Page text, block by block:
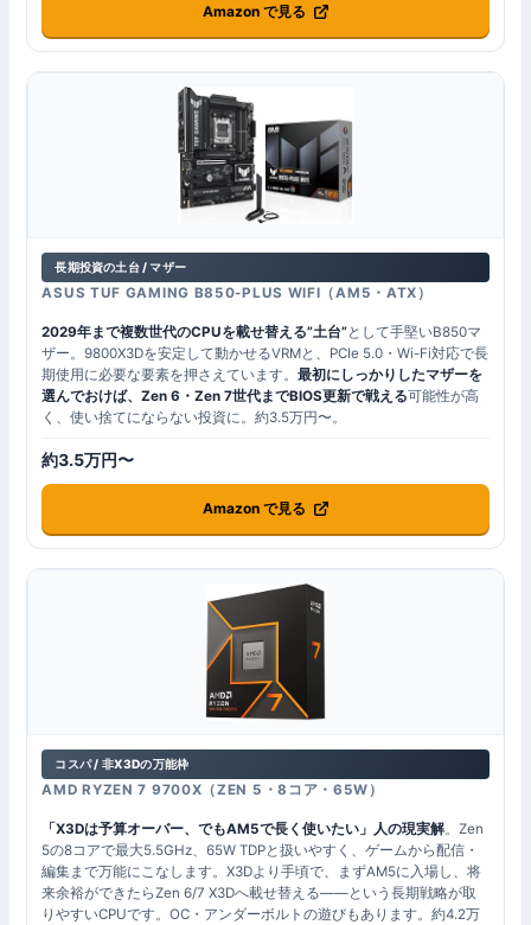
Amazon で見る
長期投資の土台 / マザー
ASUS TUF GAMING B850-PLUS WIFI（AM5・ATX）
2029年まで複数世代のCPUを載せ替える”土台”として手堅いB850マ
ザー。9800X3Dを安定して動かせるVRMと、PCIe 5.0・Wi-Fi対応で長
期使用に必要な要素を押さえています。最初にしっかりしたマザーを
選んでおけば、Zen 6・Zen 7世代までBIOS更新で戦える可能性が高
く、使い捨てにならない投資に。約3.5万円〜。
約3.5万円〜
Amazon で見る
コスパ / 非X3Dの万能枠
AMD RYZEN 7 9700X（ZEN 5・8コア・65W）
「X3Dは予算オーバー、でもAM5で長く使いたい」人の現実解。Zen
5の8コアで最大5.5GHz、65W TDPと扱いやすく、ゲームから配信・
編集まで万能にこなします。X3Dより手頃で、まずAM5に入場し、将
来余裕ができたらZen 6/7 X3Dへ載せ替える——という長期戦略が取
りやすいCPUです。OC・アンダーボルトの遊びもあります。約4.2万